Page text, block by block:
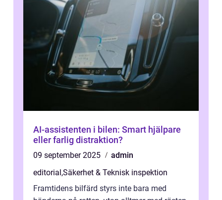
AI-assistenten i bilen: Smart hjälpare
eller farlig distraktion?
09 september 2025
admin
editorial,Säkerhet & Teknisk inspektion
Framtidens bilfärd styrs inte bara med